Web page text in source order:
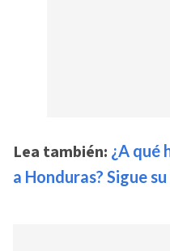
Lea también: ¿A qué
a Honduras? Sigue